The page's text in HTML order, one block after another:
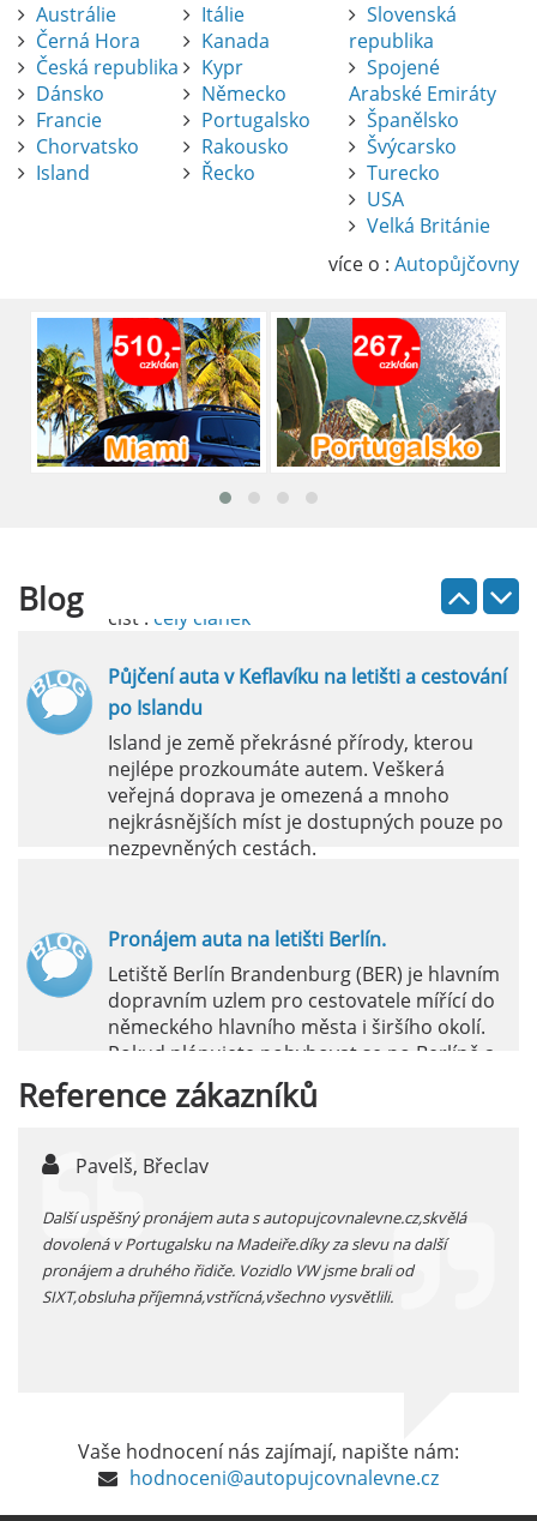
Austrálie
Černá Hora
Česká republika
Dánsko
Francie
Chorvatsko
Island
Itálie
Kanada
Kypr
Německo
Portugalsko
Rakousko
Řecko
Slovenská
republika
Spojené
Arabské Emiráty
Španělsko
Švýcarsko
Turecko
USA
Velká Británie
více o : Autopůjčovny
Blog
Pronájem auta na letišti Alicante
Půjčení auta na letišti v Alicante je výborný
způsob, jak pohodlně objevovat město i jeho
brána do regionu Costa Blanca, se nachází
přibližně 9 km od centra Alicante.
číst :celý článek
Pronájem auta na letišti Lefkada: Kompletní
průvodce
Půjčení auta na letišti Lefkada je skvělý
číst : celý článek
Půjčení auta v Keflavíku na letišti a cestování
po Islandu
Island je země překrásné přírody, kterou
nejlépe prozkoumáte autem. Veškerá
veřejná doprava je omezená a mnoho
nejkrásnějších míst je dostupných pouze po
nezpevněných cestách.
Pronájem auta na letišti Berlín.
Letiště Berlín Brandenburg (BER) je hlavním
dopravním uzlem pro cestovatele mířící do
německého hlavního města i širšího okolí.
Pokud plánujete pohybovat se po Berlíně a
okolních regionech bez omezení, pronájem
auta přímo na letišti je ideální volbou.
Letiště Marseille, oficiálně známé jako
mezinárodní letiště Marseille-Provence, je
hlavní vstupní branou do regionu Provence
a nachází se přibližně 27 km od centra města
Půjčení auta na letišti v Alicante je výborný
způsob, jak pohodlně objevovat město i jeho
Reference zákazníků
Pavelš, Břeclav
uspěšný pronájem auta s autopujcovnalevne.cz,skvělá
v Portugalsku na Madeiře.díky za slevu na další
a druhého řidiče. Vozidlo VW jsme brali od
příjemná,vstřícná,všechno vysvětlili.
prodloužený
pronájem
Vaše hodnocení nás zajímají, napište nám:
hodnoceni@autopujcovnalevne.cz